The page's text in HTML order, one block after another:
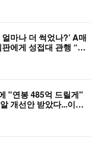
마나 더 썩었나?’ A매
에게 성접대 관행 “그
"연봉 485억 드릴게"
개선안 받았다...이제